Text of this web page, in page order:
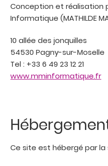
Conception et réalisation
Informatique (MATHILDE
10 allée des jonquilles
54530 Pagny-sur-Moselle
Tel : +33 6 49 23 12 21
www.mminformatique.fr
Ce site est hébergé par la